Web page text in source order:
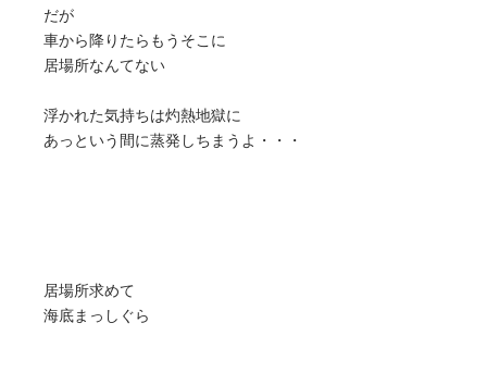
だが
車から降りたらもうそこに
居場所なんてない
浮かれた気持ちは灼熱地獄に
あっという間に蒸発しちまうよ・・・
居場所求めて
海底まっしぐら